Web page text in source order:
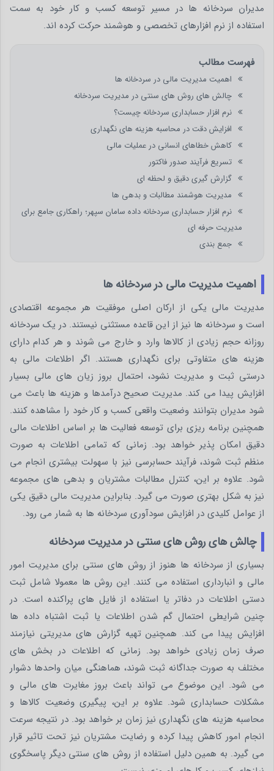
مدیران سردخانه ها در مسیر توسعه کسب و کار خود به سمت
استفاده از نرم افزارهای تخصصی و هوشمند حرکت کرده اند.
فهرست مطالب
اهمیت مدیریت مالی در سردخانه ها
چالش های روش های سنتی در مدیریت سردخانه
نرم افزار حسابداری سردخانه چیست؟
افزایش دقت در محاسبه هزینه های نگهداری
کاهش خطاهای انسانی در عملیات مالی
تسریع فرآیند صدور فاکتور
گزارش گیری دقیق و لحظه ای
مدیریت هوشمند مطالبات و بدهی ها
نرم افزار حسابداری سردخانه داده سامان سپهر؛ راهکاری جامع برای
مدیریت حرفه ای
جمع بندی
اهمیت مدیریت مالی در سردخانه ها
مدیریت مالی یکی از ارکان اصلی موفقیت هر مجموعه اقتصادی
است و سردخانه ها نیز از این قاعده مستثنی نیستند. در یک سردخانه
روزانه حجم زیادی از کالاها وارد و خارج می شوند و هر کدام دارای
هزینه های متفاوتی برای نگهداری هستند. اگر اطلاعات مالی به
درستی ثبت و مدیریت نشود، احتمال بروز زیان های مالی بسیار
افزایش پیدا می کند. مدیریت صحیح درآمدها و هزینه ها باعث می
شود مدیران بتوانند وضعیت واقعی کسب و کار خود را مشاهده کنند.
همچنین برنامه ریزی برای توسعه فعالیت ها بر اساس اطلاعات مالی
دقیق امکان پذیر خواهد بود. زمانی که تمامی اطلاعات به صورت
منظم ثبت شوند، فرآیند حسابرسی نیز با سهولت بیشتری انجام می
شود. علاوه بر این، کنترل مطالبات مشتریان و بدهی های مجموعه
نیز به شکل بهتری صورت می گیرد. بنابراین مدیریت مالی دقیق یکی
از عوامل کلیدی در افزایش سودآوری سردخانه ها به شمار می رود.
چالش های روش های سنتی در مدیریت سردخانه
بسیاری از سردخانه ها هنوز از روش های سنتی برای مدیریت امور
مالی و انبارداری استفاده می کنند. این روش ها معمولا شامل ثبت
دستی اطلاعات در دفاتر یا استفاده از فایل های پراکنده است. در
چنین شرایطی احتمال گم شدن اطلاعات یا ثبت اشتباه داده ها
افزایش پیدا می کند. همچنین تهیه گزارش های مدیریتی نیازمند
صرف زمان زیادی خواهد بود. زمانی که اطلاعات در بخش های
مختلف به صورت جداگانه ثبت شوند، هماهنگی میان واحدها دشوار
می شود. این موضوع می تواند باعث بروز مغایرت های مالی و
مشکلات حسابداری شود. علاوه بر این، پیگیری وضعیت کالاها و
محاسبه هزینه های نگهداری نیز زمان بر خواهد بود. در نتیجه سرعت
انجام امور کاهش پیدا کرده و رضایت مشتریان نیز تحت تاثیر قرار
می گیرد. به همین دلیل استفاده از روش های سنتی دیگر پاسخگوی